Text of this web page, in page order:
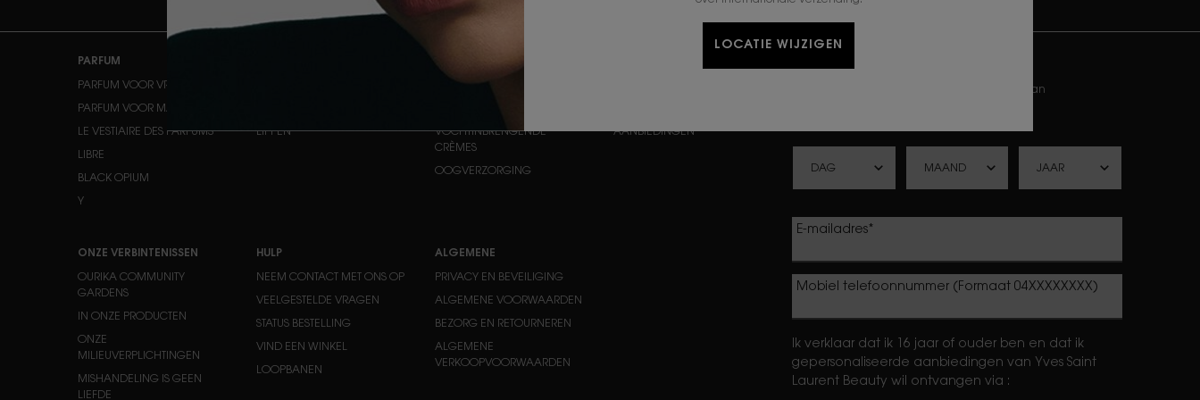
Navigatie voettekst
PARFUM
PARFUM VOOR VROUWEN
PARFUM VOOR MANNEN
LE VESTIAIRE DES PARFUMS
LIBRE
BLACK OPIUM
Y
LIPPEN
REINIGERS & TONERS
VOCHTINBRENGENDE
CRÈMES
OOGVERZORGING
AANBIEDINGEN
ONZE VERBINTENISSEN
OURIKA COMMUNITY
GARDENS
IN ONZE PRODUCTEN
ONZE
MILIEUVERPLICHTINGEN
MISHANDELING IS GEEN
LIEFDE
HULP
NEEM CONTACT MET ONS OP
VEELGESTELDE VRAGEN
STATUS BESTELLING
VIND EEN WINKEL
LOOPBANEN
ALGEMENE
PRIVACY EN BEVEILIGING
ALGEMENE VOORWAARDEN
BEZORG EN RETOURNEREN
ALGEMENE
VERKOOPVOORWAARDEN
Geef ik liever niet aan
E-mailadres*
Mobiel telefoonnummer (Formaat 04XXXXXXXX)
Ik verklaar dat ik 16 jaar of ouder ben en dat ik
gepersonaliseerde aanbiedingen van Yves Saint
Laurent Beauty wil ontvangen via :
LOCATIE WIJZIGEN